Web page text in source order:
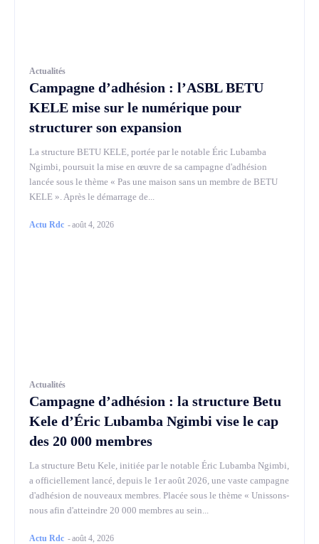
Actualités
Campagne d’adhésion : l’ASBL BETU
KELE mise sur le numérique pour
structurer son expansion
La structure BETU KELE, portée par le notable Éric Lubamba
Ngimbi, poursuit la mise en œuvre de sa campagne d'adhésion
lancée sous le thème « Pas une maison sans un membre de BETU
KELE ». Après le démarrage de...
Actu Rdc -août 4, 2026
Actualités
Campagne d’adhésion : la structure Betu
Kele d’Éric Lubamba Ngimbi vise le cap
des 20 000 membres
La structure Betu Kele, initiée par le notable Éric Lubamba Ngimbi,
a officiellement lancé, depuis le 1er août 2026, une vaste campagne
d'adhésion de nouveaux membres. Placée sous le thème « Unissons-
nous afin d'atteindre 20 000 membres au sein...
Actu Rdc -août 4, 2026